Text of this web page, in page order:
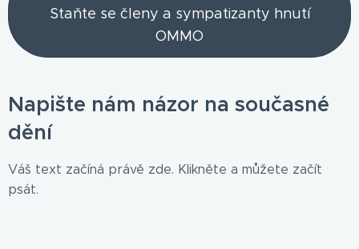
Staňte se členy a sympatizanty hnutí
OMMO
Napište nám názor na současné
dění
Váš text začíná právě zde. Klikněte a můžete začít
psát.